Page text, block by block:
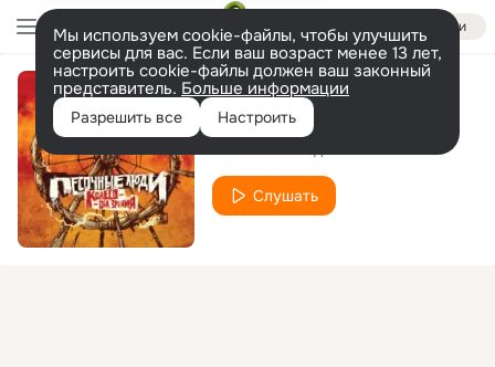
Войти
Мы используем cookie-файлы, чтобы улучшить
сервисы для вас. Если ваш возраст менее 13 лет,
настроить cookie-файлы должен ваш законный
представитель. Больше информации
Разрешить все Настроить
Будильник
Слушать